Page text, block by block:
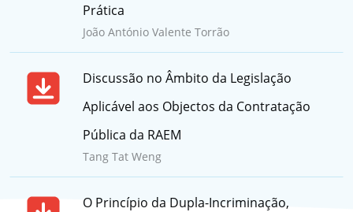
Prática
João António Valente Torrão
Discussão no Âmbito da Legislação
Aplicável aos Objectos da Contratação
Pública da RAEM
Tang Tat Weng
O Princípio da Dupla-Incriminação,